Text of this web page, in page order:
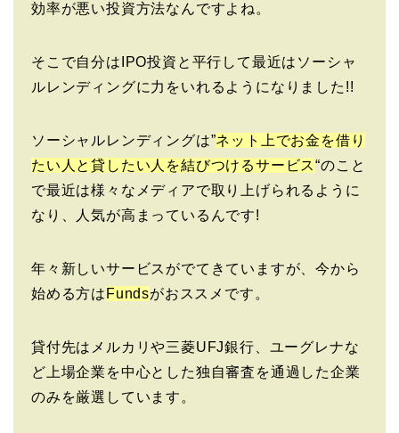
効率が悪い投資方法なんですよね。
そこで自分はIPO投資と平行して最近はソーシャ
ルレンディングに力をいれるようになりました!!
ソーシャルレンディングは”ネット上でお金を借り
たい人と貸したい人を結びつけるサービス“のこと
で最近は様々なメディアで取り上げられるように
なり、人気が高まっているんです!
年々新しいサービスがでてきていますが、今から
始める方は Fundsがおススメです。
貸付先はメルカリや三菱UFJ銀行、ユーグレナな
ど上場企業を中心とした独自審査を通過した企業
のみを厳選しています。